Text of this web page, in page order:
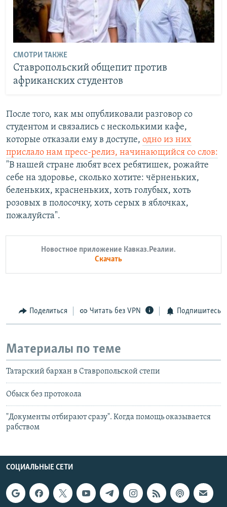
СМОТРИ ТАКЖЕ
Ставропольский общепит против
африканских студентов
После того, как мы опубликовали разговор со
студентом и связались с несколькими кафе,
которые отказали ему в доступе, одно из них
прислало нам пресс-релиз, начинающийся со слов:
"В нашей стране любят всех ребятишек, рожайте
себе на здоровье, сколько хотите: чёрненьких,
беленьких, красненьких, хоть голубых, хоть
розовых в полосочку, хоть серых в яблочках,
пожалуйста".
Новостное приложение Кавказ.Реалии.
Скачать
Поделиться Читать без VPN Подпишитесь
Материалы по теме
Татарский бархан в Ставропольской степи
Обыск без протокола
"Документы отбирают сразу". Когда помощь оказывается
рабством
СОЦИАЛЬНЫЕ СЕТИ